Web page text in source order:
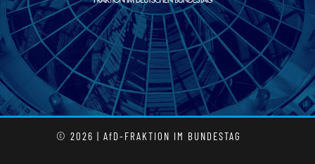
© 2026 | AfD-FRAKTION IM BUNDESTAG